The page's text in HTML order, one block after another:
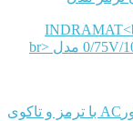
MDN 1.35NM-N10000MIN سروو موتورAC با ترمز و تاکوی